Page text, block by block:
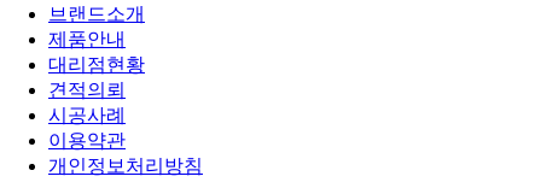
브랜드소개
제품안내
대리점현황
견적의뢰
시공사례
이용약관
개인정보처리방침